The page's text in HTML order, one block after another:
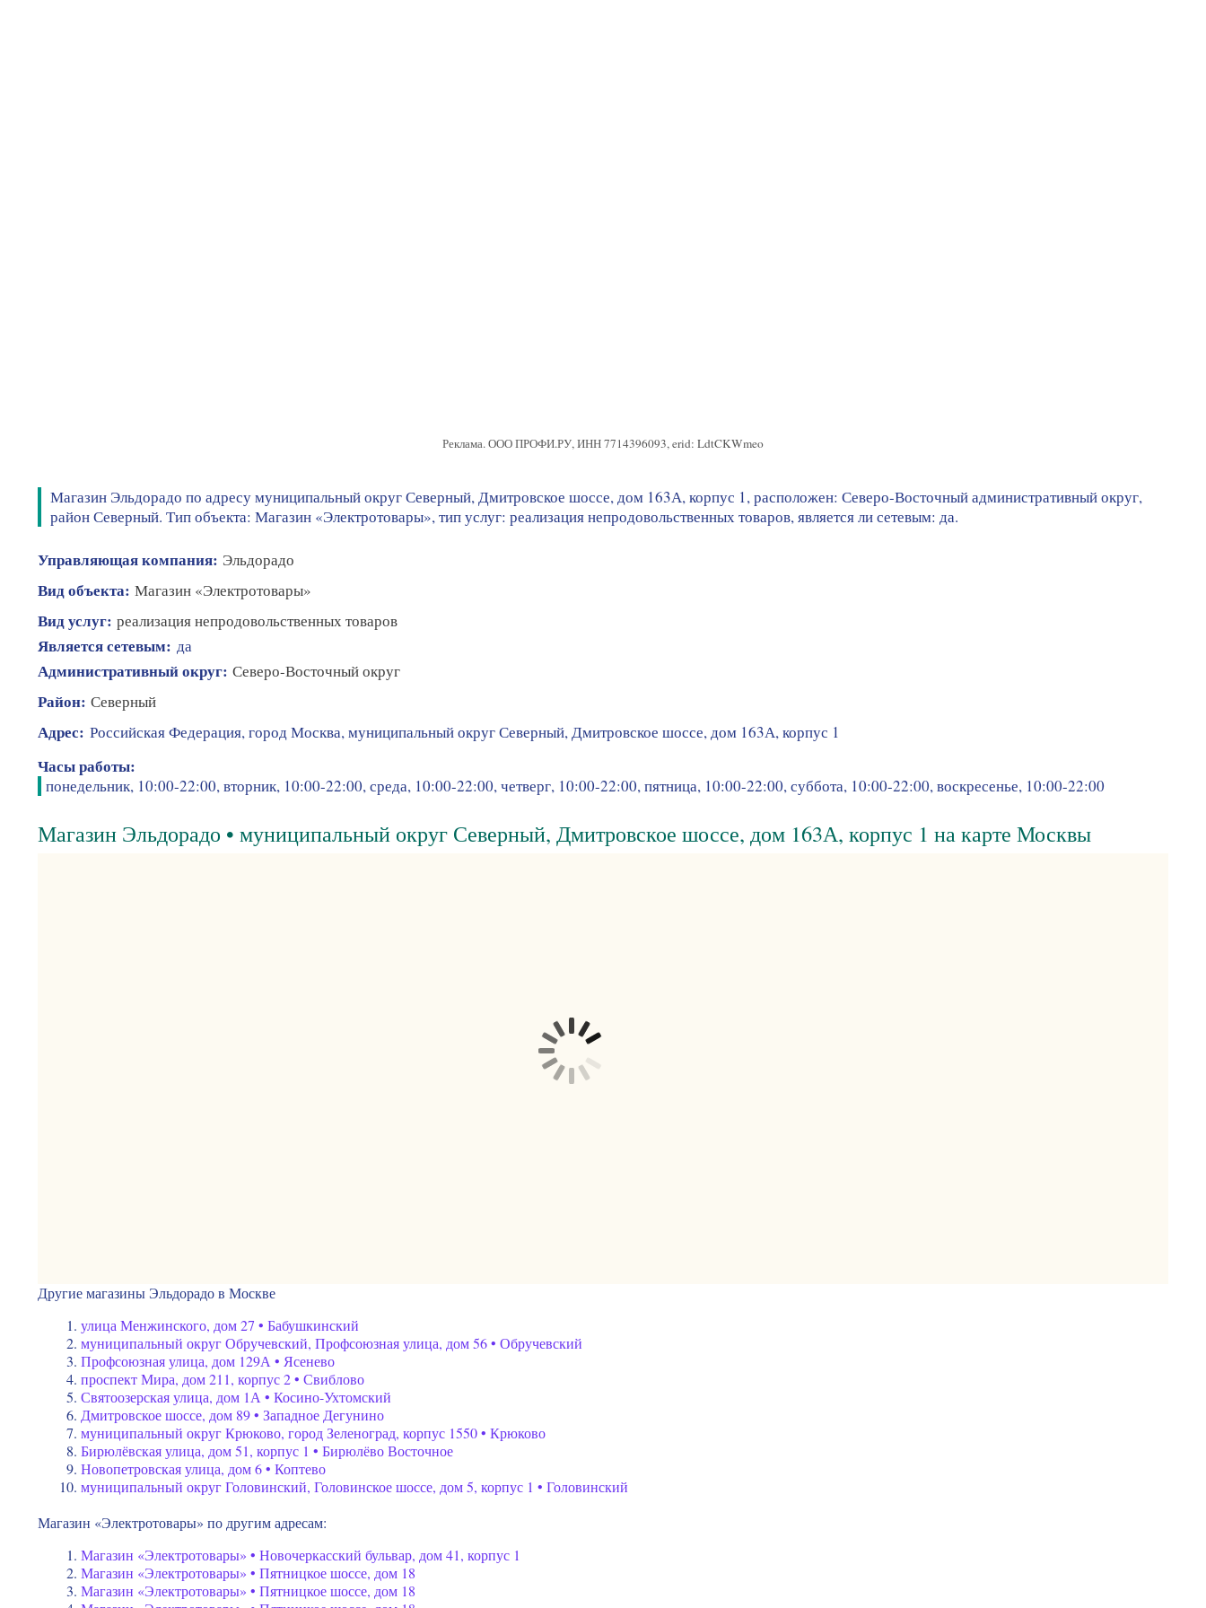
Реклама. ООО ПРОФИ.РУ, ИНН 7714396093, erid: LdtCKWmeo
Магазин Эльдорадо по адресу муниципальный округ Северный, Дмитровское шоссе, дом 163А, корпус 1, расположен: Северо-Восточный административный округ,
район Северный. Тип объекта: Магазин «Электротовары», тип услуг: реализация непродовольственных товаров, является ли сетевым: да.
Управляющая компания: Эльдорадо
Вид объекта: Магазин «Электротовары»
Вид услуг: реализация непродовольственных товаров
Является сетевым: да
Административный округ: Северо-Восточный округ
Район: Северный
Адрес: Российская Федерация, город Москва, муниципальный округ Северный, Дмитровское шоссе, дом 163А, корпус 1
Часы работы:
понедельник, 10:00-22:00, вторник, 10:00-22:00, среда, 10:00-22:00, четверг, 10:00-22:00, пятница, 10:00-22:00, суббота, 10:00-22:00, воскресенье, 10:00-22:00
Магазин Эльдорадо • муниципальный округ Северный, Дмитровское шоссе, дом 163А, корпус 1 на карте Москвы
Другие магазины Эльдорадо в Москве
улица Менжинского, дом 27 • Бабушкинский
муниципальный округ Обручевский, Профсоюзная улица, дом 56 • Обручевский
Профсоюзная улица, дом 129А • Ясенево
проспект Мира, дом 211, корпус 2 • Свиблово
Святоозерская улица, дом 1А • Косино-Ухтомский
Дмитровское шоссе, дом 89 • Западное Дегунино
муниципальный округ Крюково, город Зеленоград, корпус 1550 • Крюково
Бирюлёвская улица, дом 51, корпус 1 • Бирюлёво Восточное
Новопетровская улица, дом 6 • Коптево
муниципальный округ Головинский, Головинское шоссе, дом 5, корпус 1 • Головинский
Магазин «Электротовары» по другим адресам:
Магазин «Электротовары» • Новочеркасский бульвар, дом 41, корпус 1
Магазин «Электротовары» • Пятницкое шоссе, дом 18
Магазин «Электротовары» • Пятницкое шоссе, дом 18